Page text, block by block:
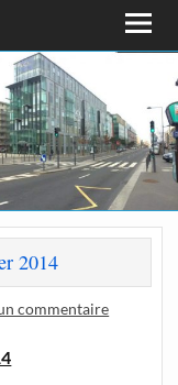
2014
commentaire